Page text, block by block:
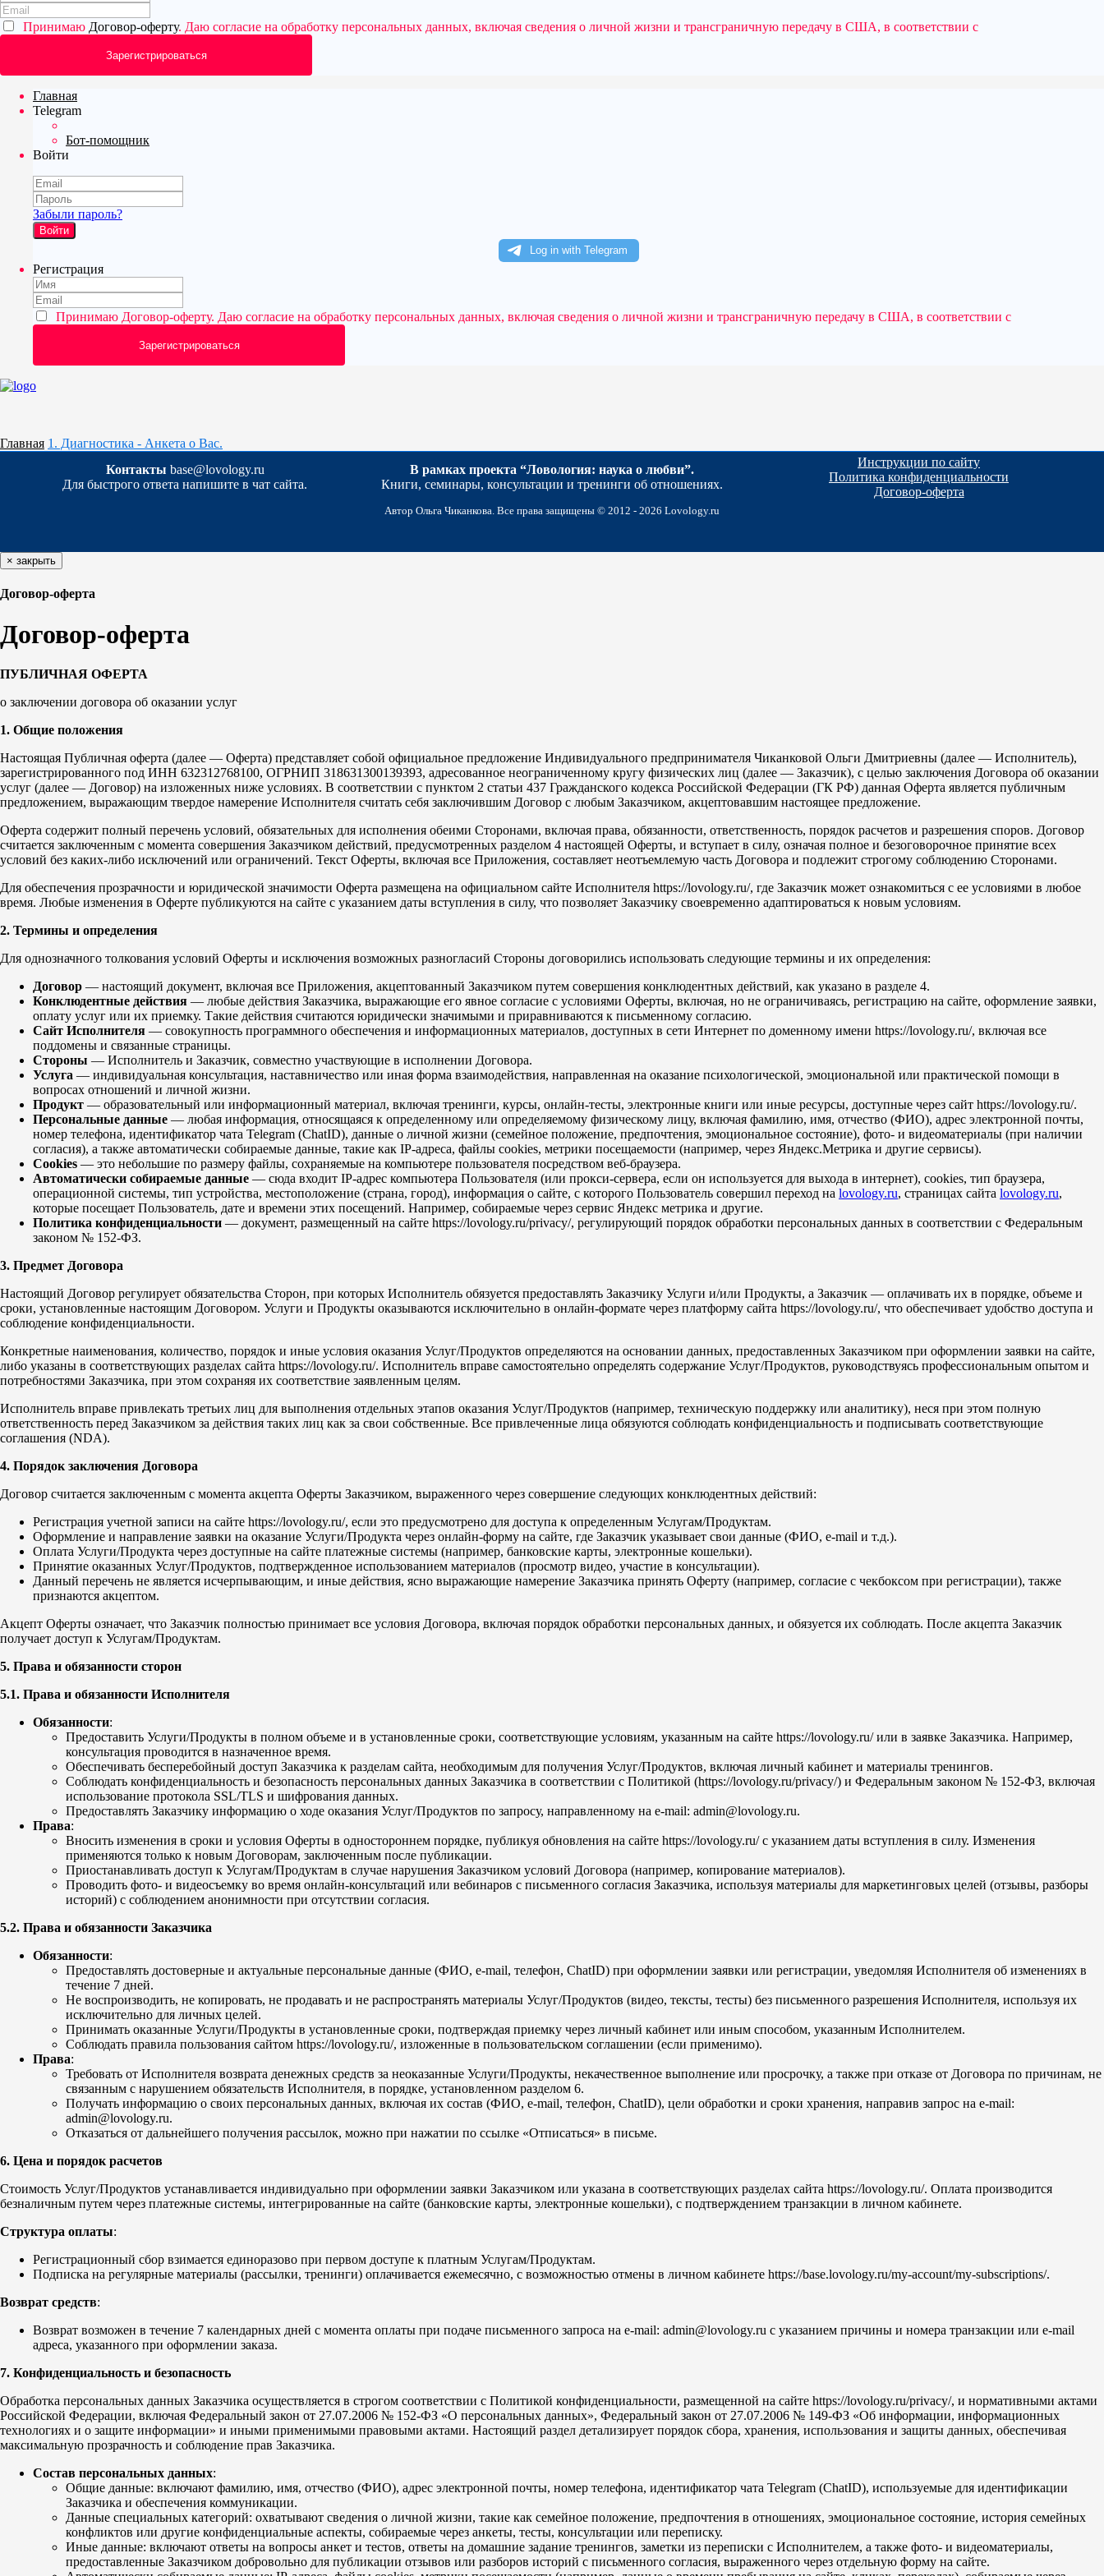
Принимаю Договор-оферту. Даю согласие на обработку персональных данных, включая сведения о личной жизни и трансграничную передачу в США, в соответствии с
Главная
Telegram
Бот-помощник
Войти
Забыли пароль?
Войти
Регистрация
Принимаю Договор-оферту. Даю согласие на обработку персональных данных, включая сведения о личной жизни и трансграничную передачу в США, в соответствии с
Главная 1. Диагностика - Анкета о Вас.
Контакты base@lovology.ru
Для быстрого ответа напишите в чат сайта.
В рамках проекта “Ловология: наука о любви”.
Книги, семинары, консультации и тренинги об отношениях.
Инструкции по сайту
Политика конфиденциальности
Договор-оферта
Автор Ольга Чиканкова. Все права защищены © 2012 - 2026 Lovology.ru
× закрыть
Договор-оферта
Договор-оферта
ПУБЛИЧНАЯ ОФЕРТА
о заключении договора об оказании услуг
1. Общие положения
Настоящая Публичная оферта (далее — Оферта) представляет собой официальное предложение Индивидуального предпринимателя Чиканковой Ольги Дмитриевны (далее — Исполнитель),
зарегистрированного под ИНН 632312768100, ОГРНИП 318631300139393, адресованное неограниченному кругу физических лиц (далее — Заказчик), с целью заключения Договора об оказании
услуг (далее — Договор) на изложенных ниже условиях. В соответствии с пунктом 2 статьи 437 Гражданского кодекса Российской Федерации (ГК РФ) данная Оферта является публичным
предложением, выражающим твердое намерение Исполнителя считать себя заключившим Договор с любым Заказчиком, акцептовавшим настоящее предложение.
Оферта содержит полный перечень условий, обязательных для исполнения обеими Сторонами, включая права, обязанности, ответственность, порядок расчетов и разрешения споров. Договор
считается заключенным с момента совершения Заказчиком действий, предусмотренных разделом 4 настоящей Оферты, и вступает в силу, означая полное и безоговорочное принятие всех
условий без каких-либо исключений или ограничений. Текст Оферты, включая все Приложения, составляет неотъемлемую часть Договора и подлежит строгому соблюдению Сторонами.
Для обеспечения прозрачности и юридической значимости Оферта размещена на официальном сайте Исполнителя https://lovology.ru/, где Заказчик может ознакомиться с ее условиями в любое
время. Любые изменения в Оферте публикуются на сайте с указанием даты вступления в силу, что позволяет Заказчику своевременно адаптироваться к новым условиям.
2. Термины и определения
Для однозначного толкования условий Оферты и исключения возможных разногласий Стороны договорились использовать следующие термины и их определения:
Договор — настоящий документ, включая все Приложения, акцептованный Заказчиком путем совершения конклюдентных действий, как указано в разделе 4.
Конклюдентные действия — любые действия Заказчика, выражающие его явное согласие с условиями Оферты, включая, но не ограничиваясь, регистрацию на сайте, оформление заявки,
оплату услуг или их приемку. Такие действия считаются юридически значимыми и приравниваются к письменному согласию.
Сайт Исполнителя — совокупность программного обеспечения и информационных материалов, доступных в сети Интернет по доменному имени https://lovology.ru/, включая все
поддомены и связанные страницы.
Стороны — Исполнитель и Заказчик, совместно участвующие в исполнении Договора.
Услуга — индивидуальная консультация, наставничество или иная форма взаимодействия, направленная на оказание психологической, эмоциональной или практической помощи в
вопросах отношений и личной жизни.
Продукт — образовательный или информационный материал, включая тренинги, курсы, онлайн-тесты, электронные книги или иные ресурсы, доступные через сайт https://lovology.ru/.
Персональные данные — любая информация, относящаяся к определенному или определяемому физическому лицу, включая фамилию, имя, отчество (ФИО), адрес электронной почты,
номер телефона, идентификатор чата Telegram (ChatID), данные о личной жизни (семейное положение, предпочтения, эмоциональное состояние), фото- и видеоматериалы (при наличии
согласия), а также автоматически собираемые данные, такие как IP-адреса, файлы cookies, метрики посещаемости (например, через Яндекс.Метрика и другие сервисы).
Cookies — это небольшие по размеру файлы, сохраняемые на компьютере пользователя посредством веб-браузера.
Автоматически собираемые данные — сюда входит IP-адрес компьютера Пользователя (или прокси-сервера, если он используется для выхода в интернет), cookies, тип браузера,
операционной системы, тип устройства, местоположение (страна, город), информация о сайте, с которого Пользователь совершил переход на lovology.ru, страницах сайта lovology.ru,
которые посещает Пользователь, дате и времени этих посещений. Например, собираемые через сервис Яндекс метрика и другие.
Политика конфиденциальности — документ, размещенный на сайте https://lovology.ru/privacy/, регулирующий порядок обработки персональных данных в соответствии с Федеральным
законом № 152-ФЗ.
3. Предмет Договора
Настоящий Договор регулирует обязательства Сторон, при которых Исполнитель обязуется предоставлять Заказчику Услуги и/или Продукты, а Заказчик — оплачивать их в порядке, объеме и
сроки, установленные настоящим Договором. Услуги и Продукты оказываются исключительно в онлайн-формате через платформу сайта https://lovology.ru/, что обеспечивает удобство доступа и
соблюдение конфиденциальности.
Конкретные наименования, количество, порядок и иные условия оказания Услуг/Продуктов определяются на основании данных, предоставленных Заказчиком при оформлении заявки на сайте,
либо указаны в соответствующих разделах сайта https://lovology.ru/. Исполнитель вправе самостоятельно определять содержание Услуг/Продуктов, руководствуясь профессиональным опытом и
потребностями Заказчика, при этом сохраняя их соответствие заявленным целям.
Исполнитель вправе привлекать третьих лиц для выполнения отдельных этапов оказания Услуг/Продуктов (например, техническую поддержку или аналитику), неся при этом полную
ответственность перед Заказчиком за действия таких лиц как за свои собственные. Все привлеченные лица обязуются соблюдать конфиденциальность и подписывать соответствующие
соглашения (NDA).
4. Порядок заключения Договора
Договор считается заключенным с момента акцепта Оферты Заказчиком, выраженного через совершение следующих конклюдентных действий:
Регистрация учетной записи на сайте https://lovology.ru/, если это предусмотрено для доступа к определенным Услугам/Продуктам.
Оформление и направление заявки на оказание Услуги/Продукта через онлайн-форму на сайте, где Заказчик указывает свои данные (ФИО, e-mail и т.д.).
Оплата Услуги/Продукта через доступные на сайте платежные системы (например, банковские карты, электронные кошельки).
Принятие оказанных Услуг/Продуктов, подтвержденное использованием материалов (просмотр видео, участие в консультации).
Данный перечень не является исчерпывающим, и иные действия, ясно выражающие намерение Заказчика принять Оферту (например, согласие с чекбоксом при регистрации), также
признаются акцептом.
Акцепт Оферты означает, что Заказчик полностью принимает все условия Договора, включая порядок обработки персональных данных, и обязуется их соблюдать. После акцепта Заказчик
получает доступ к Услугам/Продуктам.
5. Права и обязанности сторон
5.1. Права и обязанности Исполнителя
Обязанности:
Предоставить Услуги/Продукты в полном объеме и в установленные сроки, соответствующие условиям, указанным на сайте https://lovology.ru/ или в заявке Заказчика. Например,
консультация проводится в назначенное время.
Обеспечивать бесперебойный доступ Заказчика к разделам сайта, необходимым для получения Услуг/Продуктов, включая личный кабинет и материалы тренингов.
Соблюдать конфиденциальность и безопасность персональных данных Заказчика в соответствии с Политикой (https://lovology.ru/privacy/) и Федеральным законом № 152-ФЗ, включая
использование протокола SSL/TLS и шифрования данных.
Предоставлять Заказчику информацию о ходе оказания Услуг/Продуктов по запросу, направленному на e-mail: admin@lovology.ru.
Права:
Вносить изменения в сроки и условия Оферты в одностороннем порядке, публикуя обновления на сайте https://lovology.ru/ с указанием даты вступления в силу. Изменения
применяются только к новым Договорам, заключенным после публикации.
Приостанавливать доступ к Услугам/Продуктам в случае нарушения Заказчиком условий Договора (например, копирование материалов).
Проводить фото- и видеосъемку во время онлайн-консультаций или вебинаров с письменного согласия Заказчика, используя материалы для маркетинговых целей (отзывы, разборы
историй) с соблюдением анонимности при отсутствии согласия.
5.2. Права и обязанности Заказчика
Обязанности:
Предоставлять достоверные и актуальные персональные данные (ФИО, e-mail, телефон, ChatID) при оформлении заявки или регистрации, уведомляя Исполнителя об изменениях в
течение 7 дней.
Не воспроизводить, не копировать, не продавать и не распространять материалы Услуг/Продуктов (видео, тексты, тесты) без письменного разрешения Исполнителя, используя их
исключительно для личных целей.
Принимать оказанные Услуги/Продукты в установленные сроки, подтверждая приемку через личный кабинет или иным способом, указанным Исполнителем.
Соблюдать правила пользования сайтом https://lovology.ru/, изложенные в пользовательском соглашении (если применимо).
Права:
Требовать от Исполнителя возврата денежных средств за неоказанные Услуги/Продукты, некачественное выполнение или просрочку, а также при отказе от Договора по причинам, не
связанным с нарушением обязательств Исполнителя, в порядке, установленном разделом 6.
Получать информацию о своих персональных данных, включая их состав (ФИО, e-mail, телефон, ChatID), цели обработки и сроки хранения, направив запрос на e-mail:
admin@lovology.ru.
Отказаться от дальнейшего получения рассылок, можно при нажатии по ссылке «Отписаться» в письме.
6. Цена и порядок расчетов
Стоимость Услуг/Продуктов устанавливается индивидуально при оформлении заявки Заказчиком или указана в соответствующих разделах сайта https://lovology.ru/. Оплата производится
безналичным путем через платежные системы, интегрированные на сайте (банковские карты, электронные кошельки), с подтверждением транзакции в личном кабинете.
Структура оплаты:
Регистрационный сбор взимается единоразово при первом доступе к платным Услугам/Продуктам.
Подписка на регулярные материалы (рассылки, тренинги) оплачивается ежемесячно, с возможностью отмены в личном кабинете https://base.lovology.ru/my-account/my-subscriptions/.
Возврат средств:
Возврат возможен в течение 7 календарных дней с момента оплаты при подаче письменного запроса на e-mail: admin@lovology.ru с указанием причины и номера транзакции или e-mail
адреса, указанного при оформлении заказа.
7. Конфиденциальность и безопасность
Обработка персональных данных Заказчика осуществляется в строгом соответствии с Политикой конфиденциальности, размещенной на сайте https://lovology.ru/privacy/, и нормативными актами
Российской Федерации, включая Федеральный закон от 27.07.2006 № 152-ФЗ «О персональных данных», Федеральный закон от 27.07.2006 № 149-ФЗ «Об информации, информационных
технологиях и о защите информации» и иными применимыми правовыми актами. Настоящий раздел детализирует порядок сбора, хранения, использования и защиты данных, обеспечивая
максимальную прозрачность и соблюдение прав Заказчика.
Состав персональных данных:
Общие данные: включают фамилию, имя, отчество (ФИО), адрес электронной почты, номер телефона, идентификатор чата Telegram (ChatID), используемые для идентификации
Заказчика и обеспечения коммуникации.
Данные специальных категорий: охватывают сведения о личной жизни, такие как семейное положение, предпочтения в отношениях, эмоциональное состояние, история семейных
конфликтов или другие конфиденциальные аспекты, собираемые через анкеты, тесты, консультации или переписку.
Иные данные: включают ответы на вопросы анкет и тестов, ответы на домашние задание тренингов, заметки из переписки с Исполнителем, а также фото- и видеоматериалы,
предоставленные Заказчиком добровольно для публикации отзывов или разборов историй с письменного согласия, выраженного через отдельную форму на сайте.